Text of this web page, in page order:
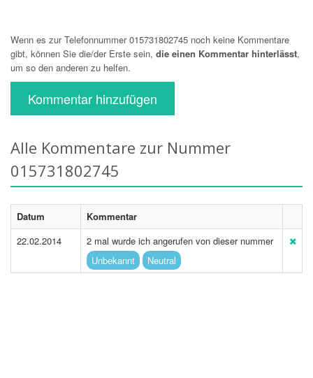
Wenn es zur Telefonnummer 015731802745 noch keine Kommentare
gibt, können Sie die/der Erste sein, die einen Kommentar hinterlässt,
um so den anderen zu helfen.
Kommentar hinzufügen
Alle Kommentare zur Nummer
015731802745
Datum
Kommentar
22.02.2014
2 mal wurde ich angerufen von dieser nummer
Unbekannt
Neutral